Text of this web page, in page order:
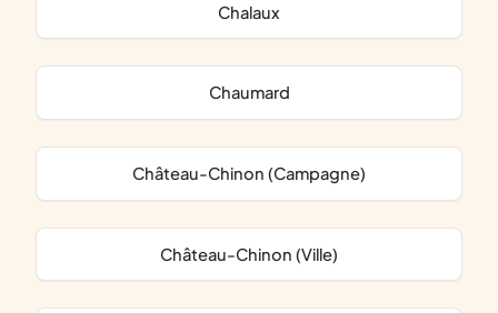
Chalaux
Chaumard
Château-Chinon (Campagne)
Château-Chinon (Ville)